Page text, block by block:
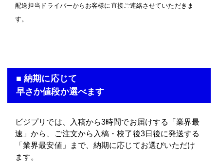
配送担当ドライバーからお客様に直接ご連絡させていただきま
す。
■ 納期に応じて
早さか値段か選べます
ビジプリでは、入稿から3時間でお届けする「業界最
速」から、ご注文から入稿・校了後3日後に発送する
「業界最安値」まで、納期に応じてお選びいただけ
ます。